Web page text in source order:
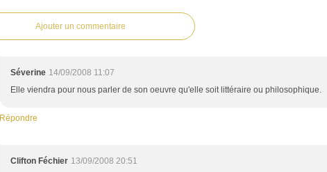
Ajouter un commentaire
Séverine 14/09/2008 11:07
Elle viendra pour nous parler de son oeuvre qu'elle soit littéraire ou philosophique.
Répondre
Clifton Féchier 13/09/2008 20:51